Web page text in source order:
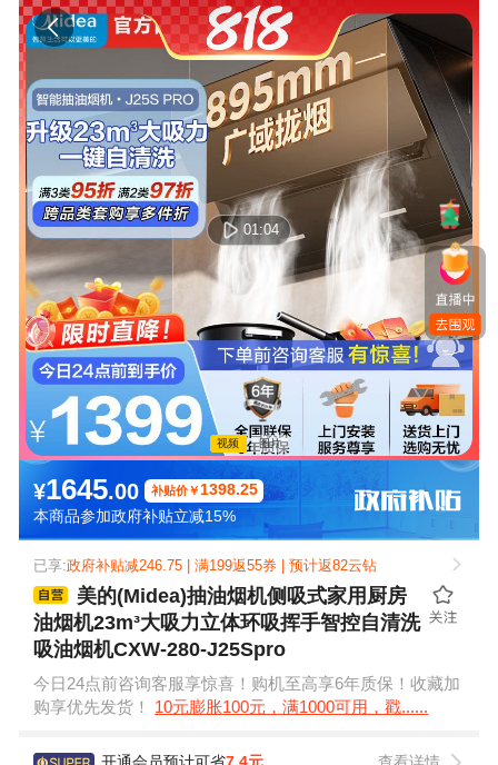
01:04
00:00:00 / 00:00:00
视频 图片
¥1645.00 补贴价￥1398.25
本商品参加政府补贴立减15%
已享:政府补贴减246.75 | 满199返55券 | 预计返82云钻
美的(Midea)抽油烟机侧吸式家用厨房
油烟机23m³大吸力立体环吸挥手智控自清洗
吸油烟机CXW-280-J25Spro
今日24点前咨询客服享惊喜！购机至高享6年质保！收藏加
购享优先发货！
10元膨胀100元，满1000可用，戳......
开通会员预计可省7.4元 查看详情